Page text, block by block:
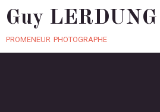
Guy LERDUNG
promeneur photographe